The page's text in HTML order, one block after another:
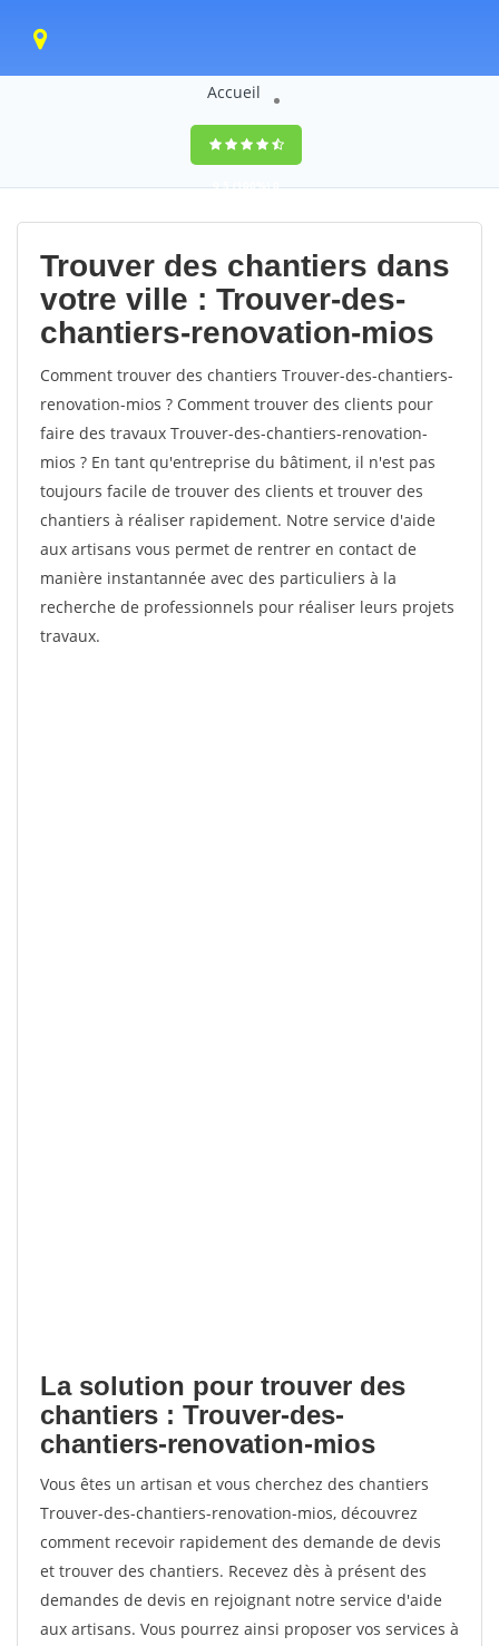
Accueil
9,5(100%)0
votes
Trouver des chantiers dans
votre ville : Trouver-des-
chantiers-renovation-mios
Comment trouver des chantiers Trouver-des-chantiers-
renovation-mios ? Comment trouver des clients pour
faire des travaux Trouver-des-chantiers-renovation-
mios ? En tant qu'entreprise du bâtiment, il n'est pas
toujours facile de trouver des clients et trouver des
chantiers à réaliser rapidement. Notre service d'aide
aux artisans vous permet de rentrer en contact de
manière instantannée avec des particuliers à la
recherche de professionnels pour réaliser leurs projets
travaux.
La solution pour trouver des
chantiers : Trouver-des-
chantiers-renovation-mios
Vous êtes un artisan et vous cherchez des chantiers
Trouver-des-chantiers-renovation-mios, découvrez
comment recevoir rapidement des demande de devis
et trouver des chantiers. Recevez dès à présent des
demandes de devis en rejoignant notre service d'aide
aux artisans. Vous pourrez ainsi proposer vos services à